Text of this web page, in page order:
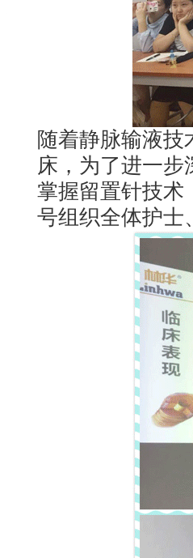
随着静脉输液
床，为了进一步
掌握留置针技术
号组织全体护士